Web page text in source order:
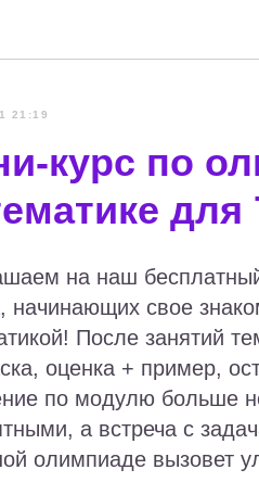
21:19
курс по
для
на наш
начинающих свое
После занятий
оценка + пример,
по модулю больше
а встреча с
олимпиаде вызовет